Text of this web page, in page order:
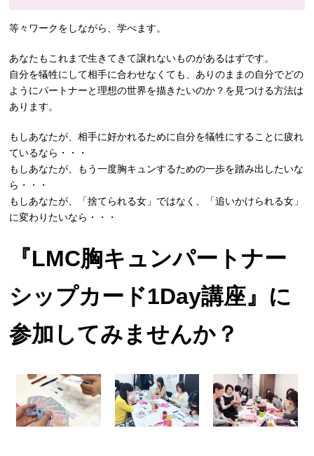
等々ワークをしながら、学べます。
あなたもこれまで生きてきて譲れないものがあるはずです。
自分を犠牲にして相手に合わせなくても、ありのままの自分でどの
ようにパートナーと理想の世界を描きたいのか？を見つける方法は
あります。
もしあなたが、相手に好かれるために自分を犠牲にすることに疲れ
ているなら・・・
もしあなたが、もう一度胸キュンするための一歩を踏み出したいな
ら・・・
もしあなたが、「捨てられる女」ではなく、「追いかけられる女」
に変わりたいなら・・・
『LMC胸キュンパートナー
シップカード1Day講座』に
参加してみませんか？